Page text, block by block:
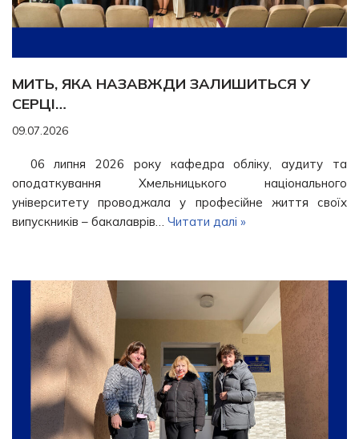
МИТЬ, ЯКА НАЗАВЖДИ ЗАЛИШИТЬСЯ У
СЕРЦІ…
09.07.2026
06 липня 2026 року кафедра обліку, аудиту та
оподаткування Хмельницького національного
університету проводжала у професійне життя своїх
випускників – бакалаврів… Читати далі »